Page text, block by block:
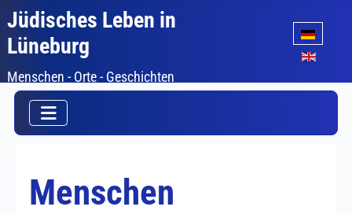
Jüdisches Leben in
Lüneburg
Menschen - Orte - Geschichten
Sprache